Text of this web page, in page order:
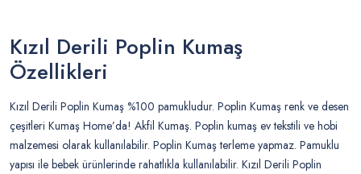
Kızıl Derili Poplin Kumaş
Özellikleri
Kızıl Derili Poplin Kumaş %100 pamukludur. Poplin Kumaş renk ve desen
çeşitleri Kumaş Home’da! Akfil Kumaş. Poplin kumaş ev tekstili ve hobi
malzemesi olarak kullanılabilir. Poplin Kumaş terleme yapmaz. Pamuklu
yapısı ile bebek ürünlerinde rahatlıkla kullanılabilir. Kızıl Derili Poplin